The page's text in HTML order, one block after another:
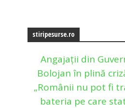
stiripesurse.ro
Angajații din
Bolojan în plină
„Românii nu pot fi
bateria pe care